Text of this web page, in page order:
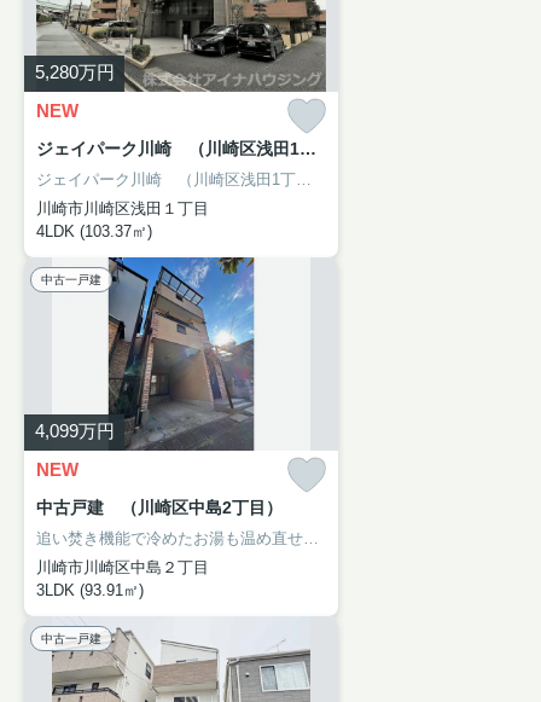
5,280万円
NEW
ジェイパーク川崎 （川崎区浅田1丁目）
ジェイパーク川崎 （川崎区浅田1丁目）：南武線小田栄駅にも近くて便利。専有面積103.37㎡もあるので有効活用しましょう。バルコニーが2面付いています。中古マンションなら、物件の購入もスムーズです。川崎市川崎区で新しい住環境をお探しなら、南武線小田栄近くでお求め下さい。アイナハウジングにご来店をお待ちしております。
川崎市川崎区浅田１丁目
4LDK (103.37㎡)
中古一戸建
4,099万円
NEW
中古戸建 （川崎区中島2丁目）
追い焚き機能で冷めたお湯も温め直せます。駅まで徒歩12分でアクセス可能です。システムキッチン付きの物件でカラーリングも統一できるため見た目に一体感が生まれ、美しいです。広々とした15帖以上のLDKで家族とゆったり過ごせます。川崎市川崎区で一戸建てを探すなら、アイナハウジングにお問い合わせください。当社へは044-230-0480からご連絡頂けます。
川崎市川崎区中島２丁目
3LDK (93.91㎡)
中古一戸建